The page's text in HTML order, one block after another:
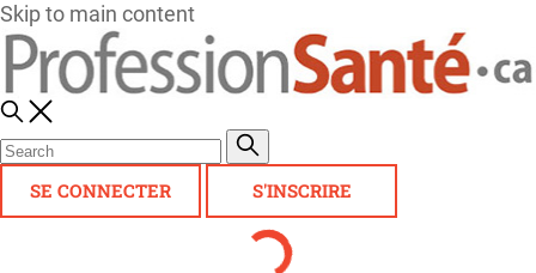
Skip to main content
SE CONNECTER S'INSCRIRE